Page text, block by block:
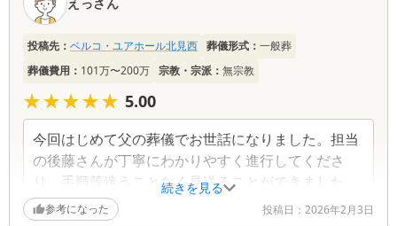
続きを見る
投稿先： ベルコ・ユアホール北見西 葬儀形式： 一般葬
葬儀費用： 101万〜200万 宗教・宗派： 無宗教
★★★★★
★★★★★ 5.00
今回はじめて父の葬儀でお世話になりました。担当
の後藤さんが丁寧にわかりやすく進行してくださ
り、手順等迷うことなく見送ることができました。
遠方からの参列も、見送り前日に宿泊までできたこ
参考になった 投稿日： 2026年2月3日